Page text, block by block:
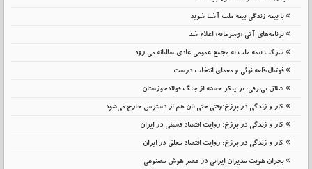
با بیمه زندگی بیمه ملت آشنا شوید
برنامه‌های آتی «وسرمایه» اعلام شد
شرکت بیمه ملت به مجمع عمومی عادی سالیانه می رود
فوتبال،قلعه نوئی و معمای انتخاب درست
شلاق‌ بی‌برقی، بر پیکر خسته‌ از جنگ فولادخوزستان
کار و زندگی در برزخ؛وقتی حتی نان هم از دسترس خارج می‌شود
کار و زندگی در برزخ؛ روایت اقتصاد قسطی در ایران
کار و زندگی در برزخ: روایت اقتصاد معلق در ایران
بحران هویت مدیران ایرانی در عصر هوش مصنوعی